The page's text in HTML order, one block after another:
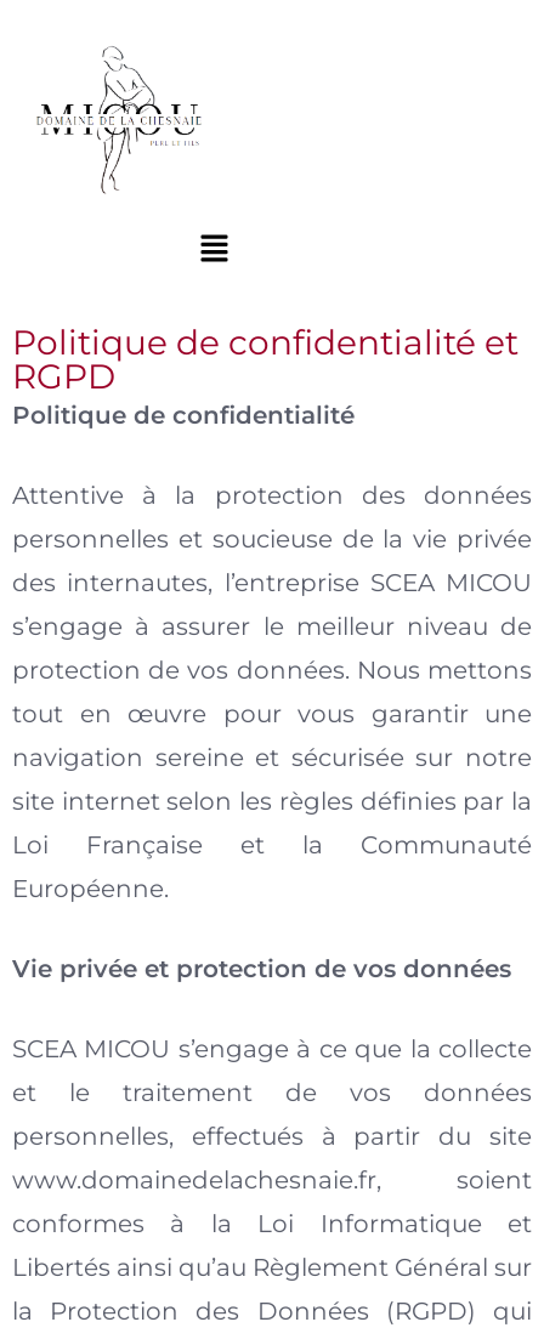
Politique de confidentialité et
RGPD
Politique de confidentialité
Attentive à la protection des données
personnelles et soucieuse de la vie privée
des internautes, l’entreprise SCEA MICOU
s’engage à assurer le meilleur niveau de
protection de vos données. Nous mettons
tout en œuvre pour vous garantir une
navigation sereine et sécurisée sur notre
site internet selon les règles définies par la
Loi Française et la Communauté
Européenne.
Vie privée et protection de vos données
SCEA MICOU s’engage à ce que la collecte
et le traitement de vos données
personnelles, effectués à partir du site
www.domainedelachesnaie.fr, soient
conformes à la Loi Informatique et
Libertés ainsi qu’au Règlement Général sur
la Protection des Données (RGPD) qui